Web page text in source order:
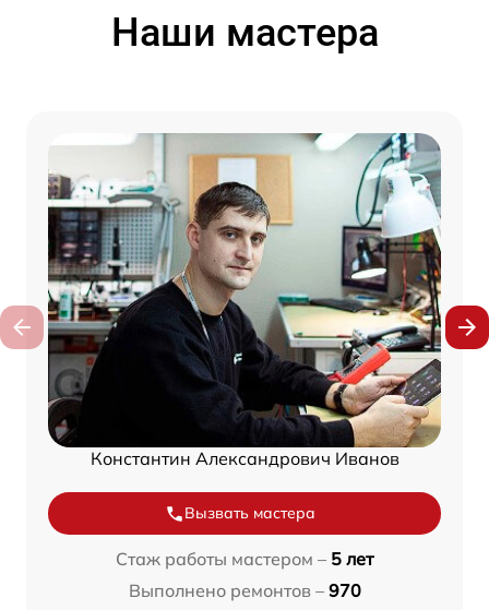
Наши мастера
Константин Александрович Иванов
Вызвать мастера
Стаж работы мастером – 5 лет
Выполнено ремонтов – 970